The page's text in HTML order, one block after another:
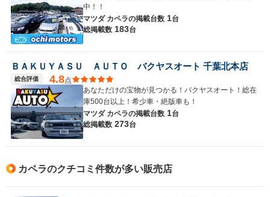
中！！
マツダ カペラの掲載台数 1台
総掲載数 183台
ＢＡＫＵＹＡＳＵ ＡＵＴＯ バクヤスオート 千葉北本店
総合評価 4.8点
あなただけの宝物が見つかる！バクヤスオート！総在
庫500台以上！希少車・絶版車も！
マツダ カペラの掲載台数 1台
総掲載数 273台
カペラのクチコミ件数が多い販売店